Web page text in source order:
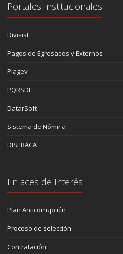
Portales Institucionales
Divisist
Pagos de Egresados y Externos
Piagev
PQRSDF
DatarSoft
Sistema de Nómina
DISERACA
Enlaces de Interés
Plan Anticorrupción
Proceso de selección
Contratación